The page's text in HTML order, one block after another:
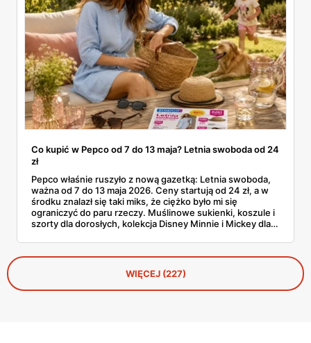
Co kupić w Pepco od 7 do 13 maja? Letnia swoboda od 24
zł
Pepco właśnie ruszyło z nową gazetką: Letnia swoboda,
ważna od 7 do 13 maja 2026. Ceny startują od 24 zł, a w
środku znalazł się taki miks, że ciężko było mi się
ograniczyć do paru rzeczy. Muślinowe sukienki, koszule i
szorty dla dorosłych, kolekcja Disney Minnie i Mickey dla
zabawki, akcesoria dla zwierząt i tarasowe drobiazgi w
wisienki. Przejrzałam stronę po stronie i wyłuskałam to, na
co szkoda przejść obojętnie. Z aplikacją Pepco można
dodatkowo odbić 10% u kasy.WIĘCEJ (227)